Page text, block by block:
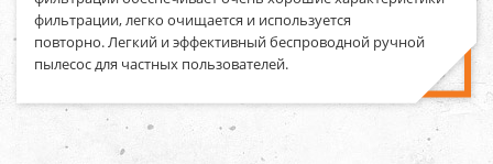
фильтрации, легко очищается и используется
повторно. Легкий и эффективный беспроводной ручной
пылесос для частных пользователей.